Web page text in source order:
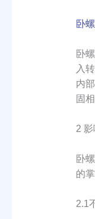
卧
卧
入
内
固
2
卧
的掌
2.1